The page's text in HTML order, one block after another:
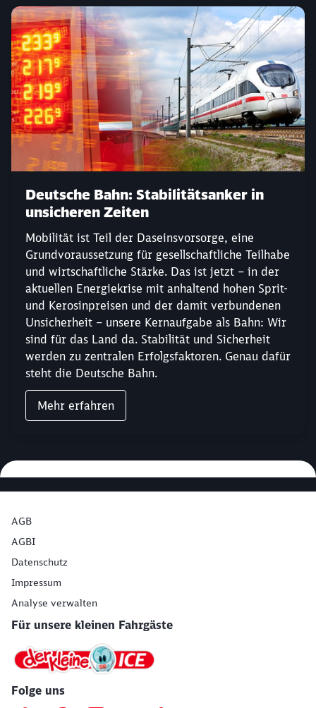
Deutsche Bahn: Stabilitätsanker in
unsicheren Zeiten
Mobilität ist Teil der Daseinsvorsorge, eine
Grundvoraussetzung für gesellschaftliche Teilhabe
und wirtschaftliche Stärke. Das ist jetzt – in der
aktuellen Energiekrise mit anhaltend hohen Sprit-
und Kerosinpreisen und der damit verbundenen
Unsicherheit – unsere Kernaufgabe als Bahn: Wir
sind für das Land da. Stabilität und Sicherheit
werden zu zentralen Erfolgsfaktoren. Genau dafür
steht die Deutsche Bahn.
Mehr erfahren
AGB
AGBI
Datenschutz
Impressum
Analyse verwalten
Für unsere kleinen Fahrgäste
Folge uns